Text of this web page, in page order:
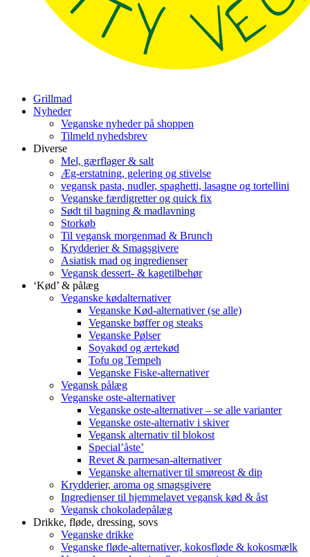
Grillmad
Nyheder
Veganske nyheder på shoppen
Tilmeld nyhedsbrev
Diverse
Mel, gærflager & salt
Æg-erstatning, gelering og stivelse
vegansk pasta, nudler, spaghetti, lasagne og tortellini
Veganske færdigretter og quick fix
Sødt til bagning & madlavning
Storkøb
Til vegansk morgenmad & Brunch
Krydderier & Smagsgivere
Asiatisk mad og ingredienser
Vegansk dessert- & kagetilbehør
‘Kød’ & pålæg
Veganske kødalternativer
Veganske Kød-alternativer (se alle)
Veganske bøffer og steaks
Veganske Pølser
Soyakød og ærtekød
Tofu og Tempeh
Veganske Fiske-alternativer
Vegansk pålæg
Veganske oste-alternativer
Veganske oste-alternativer – se alle varianter
Veganske oste-alternativ i skiver
Vegansk alternativ til blokost
Special’åste’
Revet & parmesan-alternativer
Veganske alternativer til smøreost & dip
Krydderier, aroma og smagsgivere
Ingredienser til hjemmelavet vegansk kød & åst
Vegansk chokoladepålæg
Drikke, fløde, dressing, sovs
Veganske drikke
Veganske fløde-alternativer, kokosfløde & kokosmælk